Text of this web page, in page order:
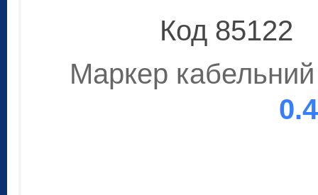
Код 85122
Маркер